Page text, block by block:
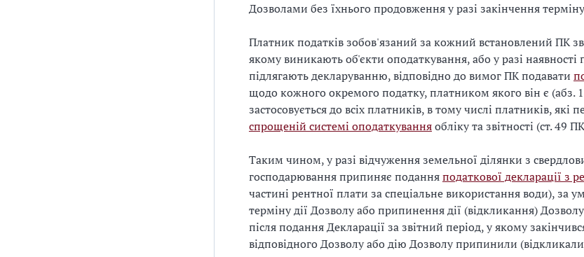
Дозволами без їхнього продовження у разі закінчення терміну
Платник податків зобов'язаний за кожний встановлений ПК
якому виникають об'єкти оподаткування, або у разі наявності
підлягають декларуванню, відповідно до вимог ПК подавати
щодо кожного окремого податку, платником якого він є (абз.
застосовується до всіх платників, в тому числі платників, які
спрощеній системі оподаткуванняобліку та звітності (ст. 49
Таким чином, у разі відчуження земельної ділянки з
господарювання припиняє поданняподаткової декларації з
частині рентної плати за спеціальне використання води), за
терміну дії Дозволу або припинення дії (відкликання)
після подання Декларації за звітний період, у якому
відповідного Дозволу або дію Дозволу припинили